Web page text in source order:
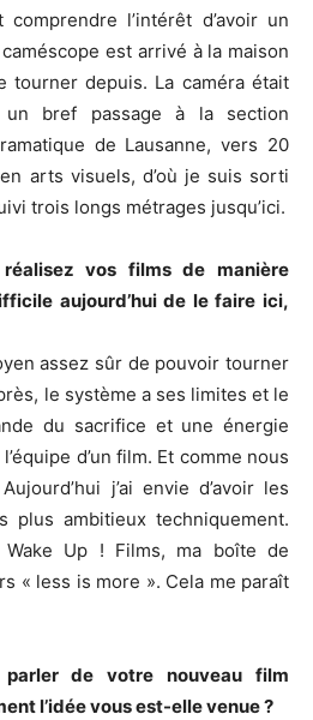
l’intérêt d’avoir un
est arrivé à la maison
tourner depuis. La caméra était
un bref passage à la section
de Lausanne, vers 20
en arts visuels, d’où je suis sorti
trois longs métrages jusqu’ici.
vos films de manière
aujourd’hui de le faire ici,
assez sûr de pouvoir tourner
le système a ses limites et le
du sacrifice et une énergie
d’un film. Et comme nous
j’ai envie d’avoir les
plus ambitieux techniquement.
Up ! Films, ma boîte de
« less is more ». Cela me paraît
parler de votre nouveau film
l’idée vous est-elle venue ?